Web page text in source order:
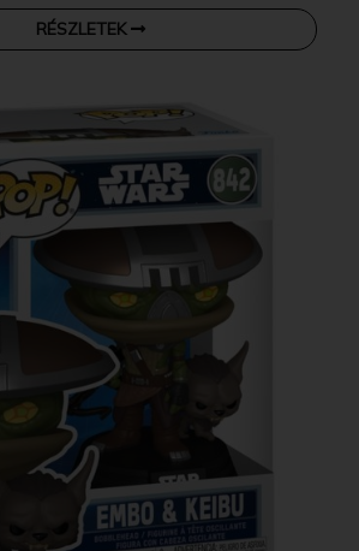
RÉSZLETEK